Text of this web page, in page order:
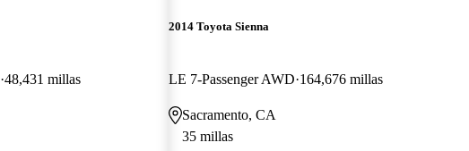
48,431 millas
2014 Toyota Sienna
LE 7-Passenger AWD 164,676 millas
Sacramento, CA
35 millas